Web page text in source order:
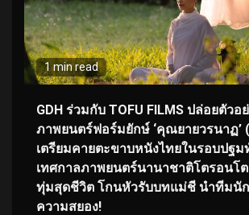
1 min read
GDH ร่วมกับ TOFU FILMS ปล่อยตัวอ
ภาพยนตร์ฟอร์มยักษ์ ‘คุณยายวรนาฏ’
เตรียมคายตะขาบหนังไทยในรอบปฐ
เทศกาลภาพยนตร์นานาชาติโตรอนโต
ทุ่มสุดชีวิต โกนหัวรับบทแม่ชี นำทีมนั
ความสยอง!